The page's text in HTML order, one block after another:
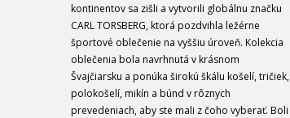
kontinentov sa zišli a vytvorili globálnu značku
CARL TORSBERG, ktorá pozdvihla ležérne
športové oblečenie na vyššiu úroveň. Kolekcia
oblečenia bola navrhnutá v krásnom
Švajčiarsku a ponúka širokú škálu košelí, tričiek,
polokošelí, mikín a búnd v rôznych
prevedeniach, aby ste mali z čoho vyberať. Boli